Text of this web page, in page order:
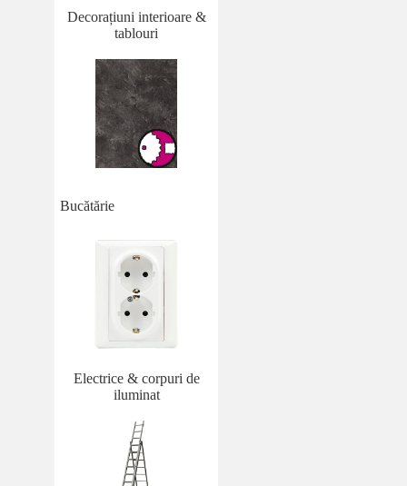
Decorațiuni interioare &
tablouri
Bucătărie
Electrice & corpuri de
iluminat